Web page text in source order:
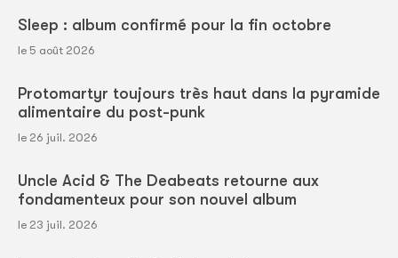
Sleep : album confirmé pour la fin octobre
le 5 août 2026
Protomartyr toujours très haut dans la pyramide
alimentaire du post-punk
le 26 juil. 2026
Uncle Acid & The Deabeats retourne aux
fondamenteux pour son nouvel album
le 23 juil. 2026